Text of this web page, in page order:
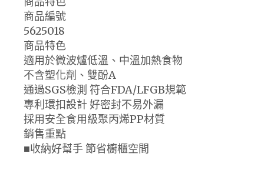
商品編號
5625018
商品特色
適用於微波爐低溫、中溫加熱食物
不含塑化劑、雙酚A
通過SGS檢測 符合FDA/LFGB規範
專利環扣設計 好密封不易外漏
採用安全食用級聚丙烯PP材質
銷售重點
■收納好幫手 節省櫥櫃空間